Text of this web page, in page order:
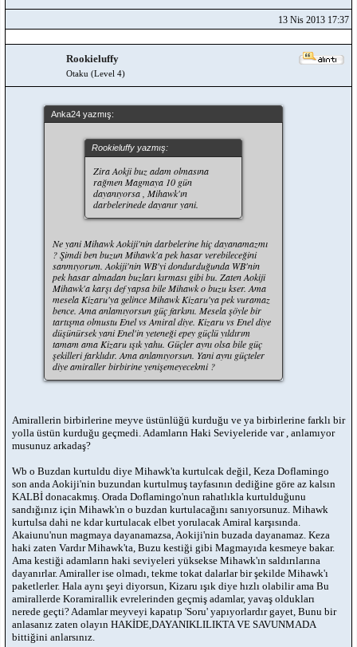
13 Nis 2013 17:37
Rookieluffy
Otaku (Level 4)
Anka24 yazmış:
Rookieluffy yazmış:
Zira Aokji buz adam olmasına
rağmen Magmaya 10 gün
dayanıyorsa , Mihawk'ın
darbelerinede dayanır yani.
Ne yani Mihawk Aokiji'nin darbelerine hiç dayanamazmı
? Şimdi ben buzun Mihawk'a pek hasar verebileceğini
sanmıyorum. Aokiji'nin WB'yi dondurduğunda WB'nin
pek hasar almadan buzları kırması gibi bu. Zaten Aokiji
Mihawk'a karşı def yapsa bile Mihawk o buzu kser. Ama
mesela Kizaru'ya gelince Mihawk Kizaru'ya pek vuramaz
bence. Ama anlamıyorsun güç farkını. Mesela şöyle bir
tartışma olmustu Enel vs Amiral diye. Kizaru vs Enel diye
düşünürsek yani Enel'in yeteneği epey güçlü yıldırım
tamam ama Kizaru ışık yahu. Güçler aynı olsa bile güç
şekilleri farklıdır. Ama anlamıyorsun. Yani aynı güçteler
diye amiraller birbirine yenişemeyecekmi ?
Amirallerin birbirlerine meyve üstünlüğü kurduğu ve ya birbirlerine farklı bir
yolla üstün kurduğu geçmedi. Adamların Haki Seviyeleride var , anlamıyor
musunuz arkadaş?
Wb o Buzdan kurtuldu diye Mihawk'ta kurtulcak değil, Keza Doflamingo
son anda Aokiji'nin buzundan kurtulmuş tayfasının dediğine göre az kalsın
KALBİ donacakmış. Orada Doflamingo'nun rahatlıkla kurtulduğunu
sandığınız için Mihawk'ın o buzdan kurtulacağını sanıyorsunuz. Mihawk
kurtulsa dahi ne kdar kurtulacak elbet yorulacak Amiral karşısında.
Akaiunu'nun magmaya dayanamazsa, Aokiji'nin buzada dayanamaz. Keza
haki zaten Vardır Mihawk'ta, Buzu kestiği gibi Magmayıda kesmeye bakar.
Ama kestiği adamların haki seviyeleri yüksekse Mihawk'ın saldırılarına
dayanırlar. Amiraller ise olmadı, tekme tokat dalarlar bir şekilde Mihawk'ı
paketlerler. Hala aynı şeyi diyorsun, Kizaru ışık diye hızlı olabilir ama Bu
amirallerde Koramirallik evrelerinden geçmiş adamlar, yavaş oldukları
nerede geçti? Adamlar meyveyi kapatıp 'Soru' yapıyorlardır gayet, Bunu bir
anlasanız zaten olayın HAKİDE,DAYANIKLILIKTA VE SAVUNMADA
bittiğini anlarsınız.